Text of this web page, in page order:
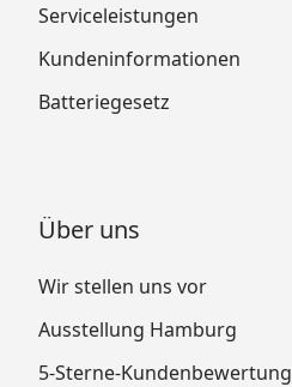
Serviceleistungen
Kundeninformationen
Batteriegesetz
Über uns
Wir stellen uns vor
Ausstellung Hamburg
5-Sterne-Kundenbewertung